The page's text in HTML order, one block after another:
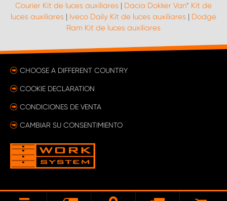
Courier Kit de luces auxiliares | Dacia Dokker Van* Kit de
luces auxiliares | Iveco Daily Kit de luces auxiliares | Dodge
Ram Kit de luces auxiliares
CHOOSE A DIFFERENT COUNTRY
COOKIE DECLARATION
CONDICIONES DE VENTA
CAMBIAR SU CONSENTIMIENTO